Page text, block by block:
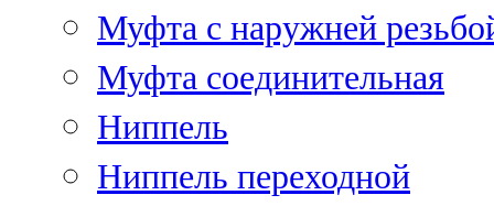
Муфта с наружней
Муфта соединительная
Ниппель
Ниппель переходной